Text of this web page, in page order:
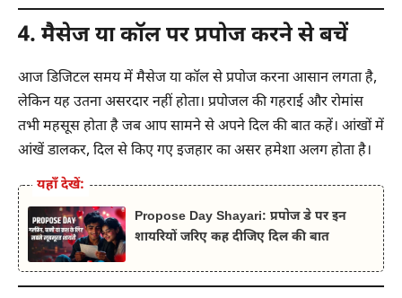
4. मैसेज या कॉल पर प्रपोज करने से बचें
आज डिजिटल समय में मैसेज या कॉल से प्रपोज करना आसान लगता है,
लेकिन यह उतना असरदार नहीं होता। प्रपोजल की गहराई और रोमांस
तभी महसूस होता है जब आप सामने से अपने दिल की बात कहें। आंखों में
आंखें डालकर, दिल से किए गए इजहार का असर हमेशा अलग होता है।
यहाँ देखें:
Propose Day Shayari: प्रपोज डे पर इन
शायरियों जरिए कह दीजिए दिल की बात